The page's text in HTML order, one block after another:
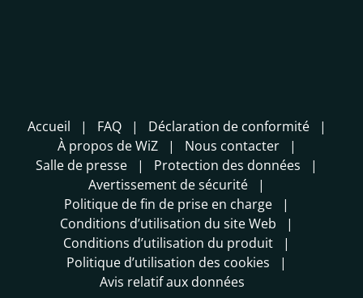
Accueil FAQ
Déclaration de conformité
À propos de WiZ
Nous contacter
Salle de presse
Protection des données
Avertissement de sécurité
Politique de fin de prise en charge
Conditions d’utilisation du site Web
Conditions d’utilisation du produit
Politique d’utilisation des cookies
Avis relatif aux données